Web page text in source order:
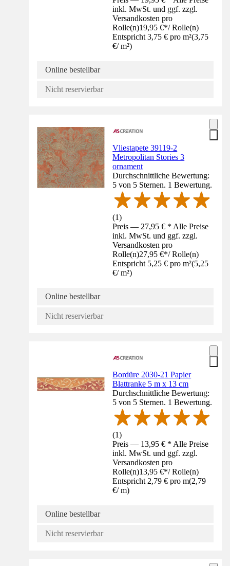
inkl. MwSt. und ggf. zzgl.
Versandkosten pro
Rolle(n)19,95 €*/ Rolle(n)
Entspricht 3,75 € pro m²(3,75
€/ m²)
Online bestellbar
Nicht reservierbar
Vliestapete 39119-2
Metropolitan Stories 3
ornament
Durchschnittliche Bewertung:
5 von 5 Sternen. 1 Bewertung.
(1)
Preis — 27,95 € * Alle Preise
inkl. MwSt. und ggf. zzgl.
Versandkosten pro
Rolle(n)27,95 €*/ Rolle(n)
Entspricht 5,25 € pro m²(5,25
€/ m²)
Online bestellbar
Nicht reservierbar
Bordüre 2030-21 Papier
Blattranke 5 m x 13 cm
Durchschnittliche Bewertung:
5 von 5 Sternen. 1 Bewertung.
(1)
Preis — 13,95 € * Alle Preise
inkl. MwSt. und ggf. zzgl.
Versandkosten pro
Rolle(n)13,95 €*/ Rolle(n)
Entspricht 2,79 € pro m(2,79
€/ m)
Online bestellbar
Nicht reservierbar